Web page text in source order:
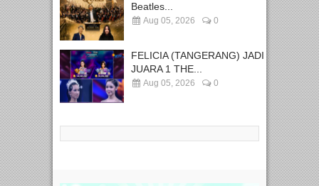
Beatles...
Aug 05, 2026 0
FELICIA (TANGERANG) JADI
JUARA 1 THE...
Aug 05, 2026 0